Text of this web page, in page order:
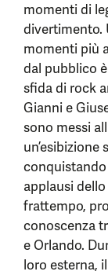
momenti di
divertimento.
momenti più
dal pubblico
sfida di rock
Gianni e
sono messi
un’esibizione
applausi
frattempo,
conoscenza
e Orlando.
loro esterna,